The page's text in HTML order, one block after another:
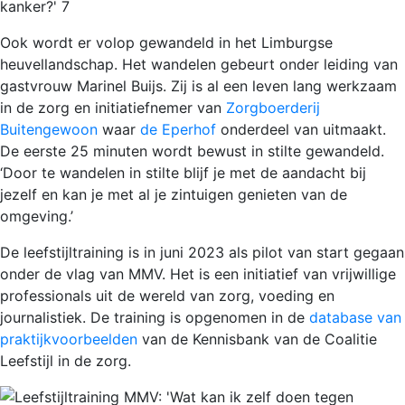
Ook wordt er volop gewandeld in het Limburgse
heuvellandschap. Het wandelen gebeurt onder leiding van
gastvrouw Marinel Buijs. Zij is al een leven lang werkzaam
in de zorg en initiatiefnemer van Zorgboerderij
Buitengewoon waar de Eperhof onderdeel van uitmaakt.
De eerste 25 minuten wordt bewust in stilte gewandeld.
‘Door te wandelen in stilte blijf je met de aandacht bij
jezelf en kan je met al je zintuigen genieten van de
omgeving.’
De leefstijltraining is in juni 2023 als pilot van start gegaan
onder de vlag van MMV. Het is een initiatief van vrijwillige
professionals uit de wereld van zorg, voeding en
journalistiek. De training is opgenomen in de database van
praktijkvoorbeelden van de Kennisbank van de Coalitie
Leefstijl in de zorg.